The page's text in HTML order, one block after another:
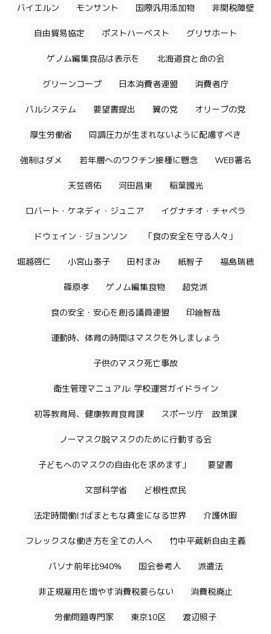
バイエルン モンサント 国際汎用添加物 非関税障壁
自由貿易協定 ポストハーベスト グリサホート
ゲノム編集食品は表示を 北海道食と命の会
グリーンコープ 日本消費者連盟 消費者庁
パルシステム 要望書提出 翼の党 オリーブの党
厚生労働省 同調圧力が生まれないように配慮すべき
強制はダメ 若年層へのワクチン接種に懸念 WEB署名
天笠啓佑 河田昌東 稲葉國光
ロバート・ケネディ・ジュニア イグナチオ・チャペラ
ドウェイン・ジョンソン 「食の安全を守る人々」
堀越啓仁 小宮山泰子 田村まみ 紙智子 福島瑞穂
篠原孝 ゲノム編集食物 超党派
食の安全・安心を創る議員連盟 印鑰智哉
運動時、体育の時間はマスクを外しましょう
子供のマスク死亡事故
衛生管理マニュアル: 学校運営ガイドライン
初等教育局、健康教育食育課 スポーツ庁 政策課
ノーマスク脱マスクのために行動する会
子どもへのマスクの自由化を求めます」 要望書
文部科学省 ど根性庶民
法定時間働けばまともな賃金になる世界 介護休暇
フレックスな働き方を全ての人へ 竹中平蔵新自由主義
パソナ前年比940% 国会参考人 派遣法
非正規雇用を増やす消費税要らない 消費税廃止
労働問題専門家 東京10区 渡辺照子